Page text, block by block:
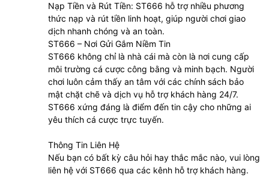
Nạp Tiền và Rút Tiền: ST666 hỗ trợ nhiều phương
thức nạp và rút tiền linh hoạt, giúp người chơi giao
dịch nhanh chóng và an toàn.
ST666 – Nơi Gửi Gắm Niềm Tin
ST666 không chỉ là nhà cái mà còn là nơi cung cấp
môi trường cá cược công bằng và minh bạch. Người
chơi luôn cảm thấy an tâm với các chính sách bảo
mật chặt chẽ và dịch vụ hỗ trợ khách hàng 24/7.
ST666 xứng đáng là điểm đến tin cậy cho những ai
yêu thích cá cược trực tuyến.
Thông Tin Liên Hệ
Nếu bạn có bất kỳ câu hỏi hay thắc mắc nào, vui lòng
liên hệ với ST666 qua các kênh hỗ trợ khách hàng.